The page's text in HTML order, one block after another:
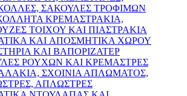
ΣΑΚΟΥΛΕΣ ΤΡΟΦΙΜΩΝ
ΚΡΕΜΑΣΤΡΑΚΙΑ,
ΤΟΙΧΟΥ ΚΑΙ ΠΙΑΣΤΡΑΚΙΑ
KAI ΑΠΟΣΜΗΤΙΚΑ ΧΩΡΟΥ
ΚΑΙ ΒΑΠΟΡΙΖΑΤΕΡ
ΡΟΥΧΩΝ ΚΑΙ ΚΡΕΜΑΣΤΡΕΣ
ΣΧΟΙΝΙΑ ΑΠΛΩΜΑΤΟΣ,
ΑΠΛΩΣΤΡΕΣ